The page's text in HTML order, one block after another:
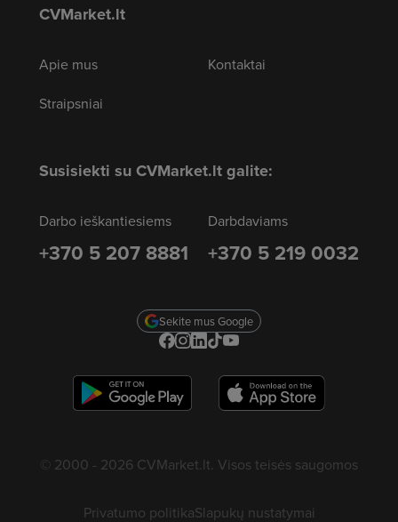
CVMarket.lt
Apie mus
Straipsniai
Kontaktai
Susisiekti su CVMarket.lt galite:
Darbo ieškantiesiems
+370 5 207 8881
Darbdaviams
+370 5 219 0032
Sekite mus Google
© 2000 - 2026 CVMarket.lt. Visos teisės saugomos
Privatumo politikaSlapukų nustatymai